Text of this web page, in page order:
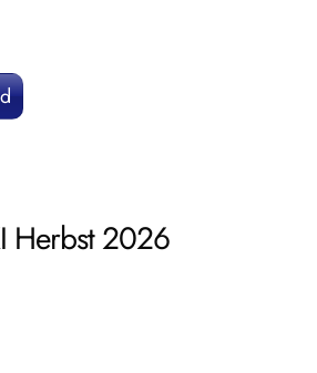
Herbst 2026